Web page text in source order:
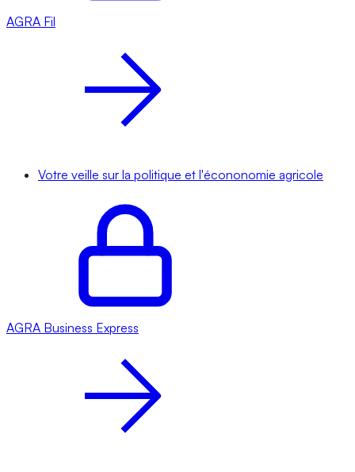
AGRA Fil
Votre veille sur la politique et l'écononomie agricole
AGRA Business Express